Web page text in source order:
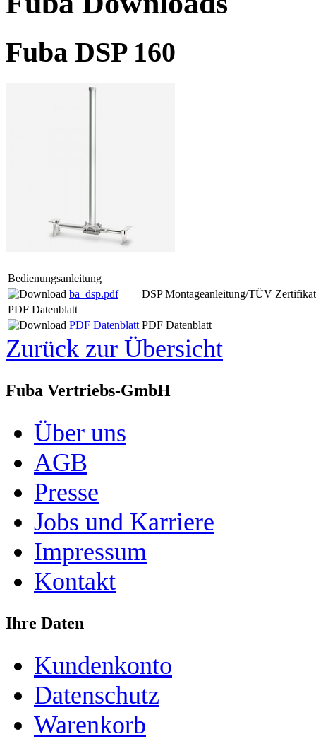
Fuba DSP 160
Bedienungsanleitung
ba_dsp.pdf
DSP Montageanleitung/TÜV Zertifikat
PDF Datenblatt
PDF Datenblatt PDF Datenblatt
Zurück zur Übersicht
Fuba Vertriebs-GmbH
Über uns
AGB
Presse
Jobs und Karriere
Impressum
Kontakt
Ihre Daten
Kundenkonto
Datenschutz
Warenkorb